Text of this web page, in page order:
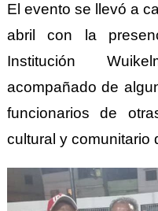
El evento se llevó a
abril con la
Institución
acompañado de
funcionarios de
cultural y comunitario